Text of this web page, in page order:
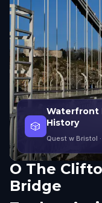
🎲
Waterfront
History
Quest w Bristol
O The
Bridge